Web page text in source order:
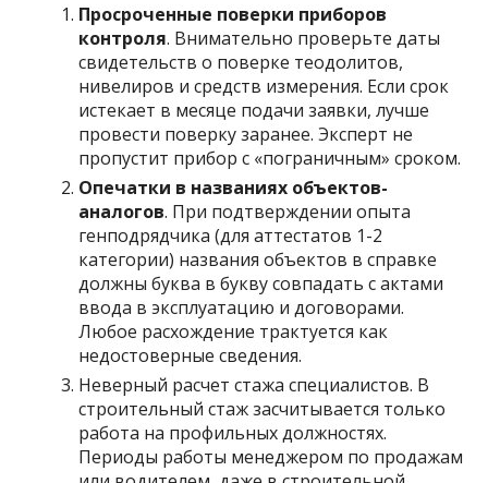
Просроченные поверки приборов
контроля. Внимательно проверьте даты
свидетельств о поверке теодолитов,
нивелиров и средств измерения. Если срок
истекает в месяце подачи заявки, лучше
провести поверку заранее. Эксперт не
пропустит прибор с «пограничным» сроком.
Опечатки в названиях объектов-
аналогов. При подтверждении опыта
генподрядчика (для аттестатов 1-2
категории) названия объектов в справке
должны буква в букву совпадать с актами
ввода в эксплуатацию и договорами.
Любое расхождение трактуется как
недостоверные сведения.
Неверный расчет стажа специалистов. В
строительный стаж засчитывается только
работа на профильных должностях.
Периоды работы менеджером по продажам